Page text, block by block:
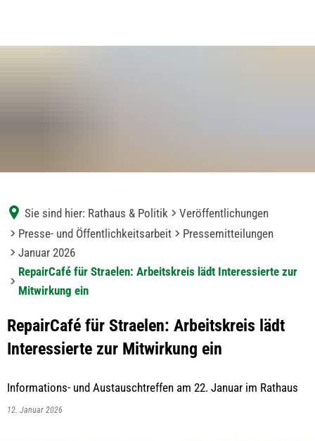
Sie sind hier: Rathaus & Politik
Veröffentlichungen
Presse- und Öffentlichkeitsarbeit
Pressemitteilungen
Januar 2026
RepairCafé für Straelen: Arbeitskreis lädt Interessierte zur
Mitwirkung ein
RepairCafé für Straelen: Arbeitskreis lädt
Interessierte zur Mitwirkung ein
Informations- und Austauschtreffen am 22. Januar im Rathaus
12. Januar 2026